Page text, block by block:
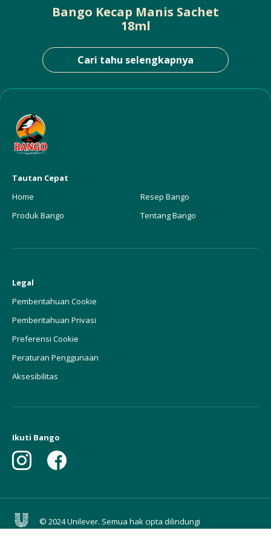
Bango Kecap Manis Sachet
18ml
Cari tahu selengkapnya
Tautan Cepat
Home
Produk Bango
Resep Bango
Tentang Bango
Legal
Pemberitahuan Cookie
Pemberitahuan Privasi
Preferensi Cookie
Peraturan Penggunaan
Aksesibilitas
Ikuti Bango
© 2024 Unilever. Semua hak cipta dilindungi